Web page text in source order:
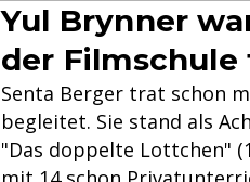
Yul Brynner
der Filmschule
Senta Berger trat schon
begleitet. Sie stand als
"Das doppelte Lottchen"